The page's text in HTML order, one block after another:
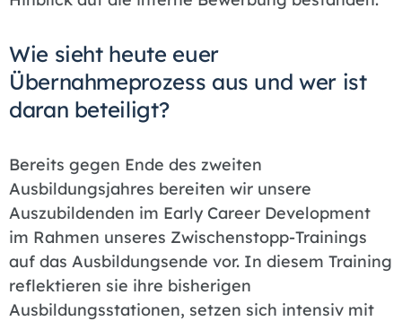
Wie sieht heute euer
Übernahmeprozess aus und wer ist
daran beteiligt?
Bereits gegen Ende des zweiten
Ausbildungsjahres bereiten wir unsere
Auszubildenden im Early Career Development
im Rahmen unseres Zwischenstopp-Trainings
auf das Ausbildungsende vor. In diesem Training
reflektieren sie ihre bisherigen
Ausbildungsstationen, setzen sich intensiv mit